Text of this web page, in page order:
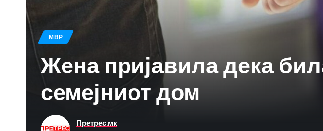
МВР
Жена пријавила дека
семејниот дом
Претрес.мк